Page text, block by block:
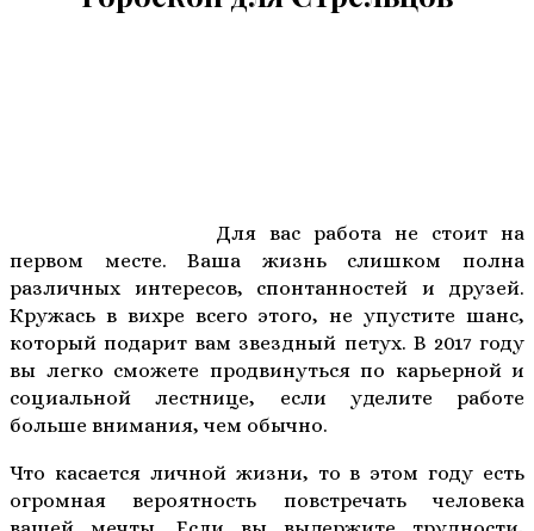
Для вас работа не стоит на
первом месте. Ваша жизнь слишком полна
различных интересов, спонтанностей и друзей.
Кружась в вихре всего этого, не упустите шанс,
который подарит вам звездный петух. В 2017 году
вы легко сможете продвинуться по карьерной и
социальной лестнице, если уделите работе
больше внимания, чем обычно.
Что касается личной жизни, то в этом году есть
огромная вероятность повстречать человека